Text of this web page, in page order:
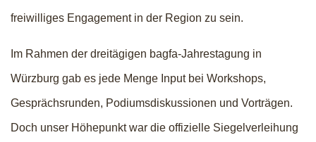
freiwilliges Engagement in der Region zu sein.
Im Rahmen der dreitägigen bagfa-Jahrestagung in
Würzburg gab es jede Menge Input bei Workshops,
Gesprächsrunden, Podiumsdiskussionen und Vorträgen.
Doch unser Höhepunkt war die offizielle Siegelverleihung